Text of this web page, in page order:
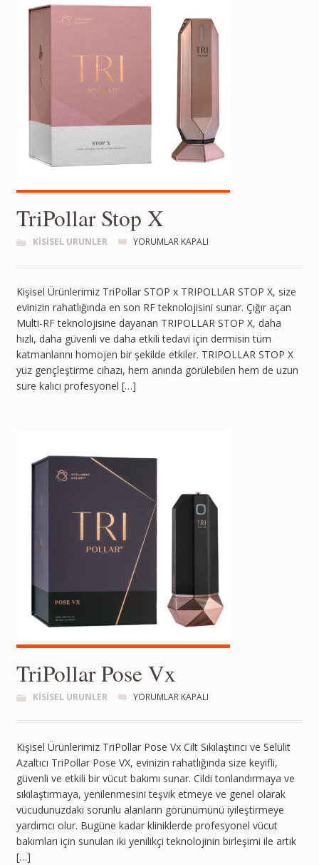
TriPollar Stop X
KISISEL URUNLER YORUMLAR KAPALI
Kişisel Ürünlerimiz TriPollar STOP x TRIPOLLAR STOP X, size
evinizin rahatlığında en son RF teknolojisini sunar. Çığır açan
Multi-RF teknolojisine dayanan TRIPOLLAR STOP X, daha
hızlı, daha güvenli ve daha etkili tedavi için dermisin tüm
katmanlarını homojen bir şekilde etkiler. TRIPOLLAR STOP X
yüz gençleştirme cihazı, hem anında görülebilen hem de uzun
süre kalıcı profesyonel […]
TriPollar Pose Vx
KISISEL URUNLER YORUMLAR KAPALI
Kişisel Ürünlerimiz TriPollar Pose Vx Cilt Sıkılaştırıcı ve Selülit
Azaltıcı TriPollar Pose VX, evinizin rahatlığında size keyifli,
güvenli ve etkili bir vücut bakımı sunar. Cildi tonlandırmaya ve
sıkılaştırmaya, yenilenmesini teşvik etmeye ve genel olarak
vücudunuzdaki sorunlu alanların görünümünü iyileştirmeye
yardımcı olur. Bugüne kadar kliniklerde profesyonel vücut
bakımları için sunulan iki yenilikçi teknolojinin birleşimi ile artık
[…]